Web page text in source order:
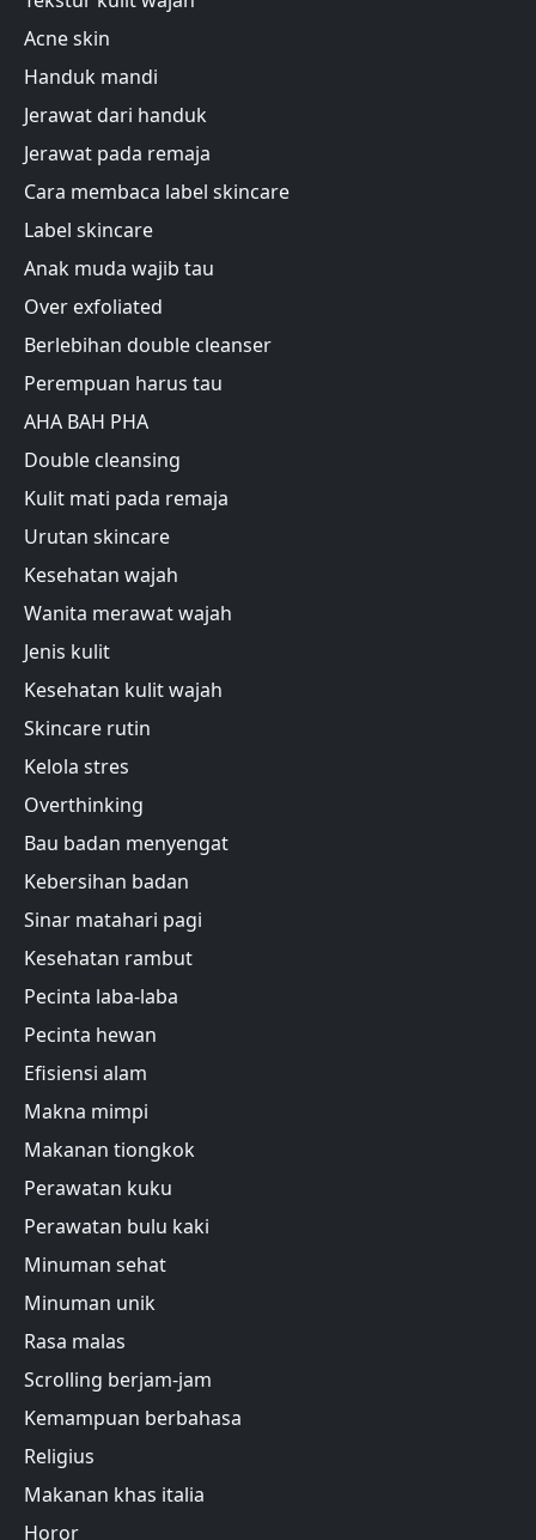
Acne skin
Handuk mandi
Jerawat dari handuk
Jerawat pada remaja
Cara membaca label skincare
Label skincare
Anak muda wajib tau
Over exfoliated
Berlebihan double cleanser
Perempuan harus tau
AHA BAH PHA
Double cleansing
Kulit mati pada remaja
Urutan skincare
Kesehatan wajah
Wanita merawat wajah
Jenis kulit
Kesehatan kulit wajah
Skincare rutin
Kelola stres
Overthinking
Bau badan menyengat
Kebersihan badan
Sinar matahari pagi
Kesehatan rambut
Pecinta laba-laba
Pecinta hewan
Efisiensi alam
Makna mimpi
Makanan tiongkok
Perawatan kuku
Perawatan bulu kaki
Minuman sehat
Minuman unik
Rasa malas
Scrolling berjam-jam
Kemampuan berbahasa
Religius
Makanan khas italia
Horor